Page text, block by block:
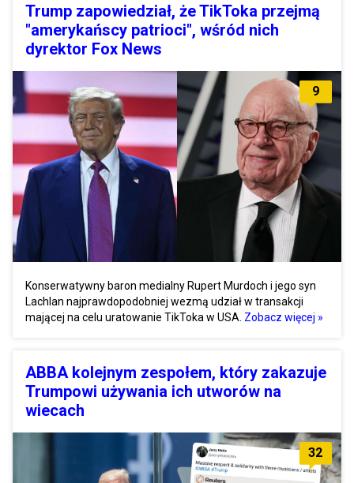
Trump zapowiedział, że TikToka przejmą
"amerykańscy patrioci", wśród nich
dyrektor Fox News
9
Konserwatywny baron medialny Rupert Murdoch i jego syn
Lachlan najprawdopodobniej wezmą udział w transakcji
mającej na celu uratowanie TikToka w USA. Zobacz więcej »
ABBA kolejnym zespołem, który zakazuje
Trumpowi używania ich utworów na
wiecach
32